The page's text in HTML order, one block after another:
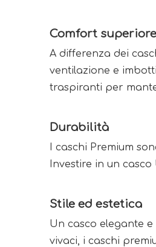
Comfort superiore
A differenza dei
ventilazione e
traspiranti per
Durabilità
I caschi Premium
Investire in un
Stile ed estetica
Un casco elegante
vivaci, i caschi